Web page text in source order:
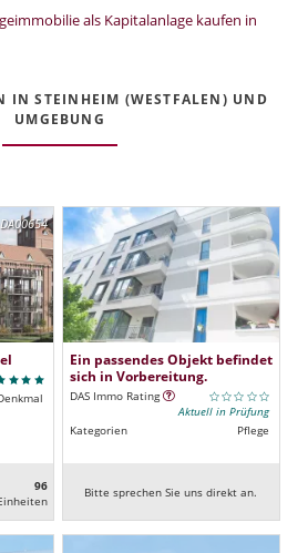
als Kapitalanlage kaufen in
IN STEINHEIM (WESTFALEN) UND
UMGEBUNG
DA00654
96
Ein passendes Objekt befindet
sich in Vorbereitung.
DAS Immo Rating
Aktuell in Prüfung
Kategorien
Pflege
Bitte sprechen Sie uns direkt an.